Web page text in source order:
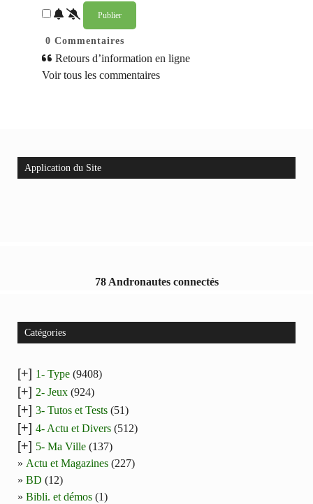
0 Commentaires
Retours d’information en ligne
Voir tous les commentaires
Application du Site
78 Andronautes connectés
Catégories
[+] 1- Type (9408)
[+] 2- Jeux (924)
[+] 3- Tutos et Tests (51)
[+] 4- Actu et Divers (512)
[+] 5- Ma Ville (137)
Actu et Magazines (227)
BD (12)
Bibli. et démos (1)